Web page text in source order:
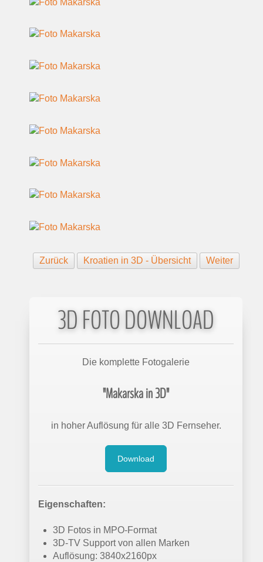
Zurück Kroatien in 3D - Übersicht Weiter
3D FOTO DOWNLOAD
Die komplette Fotogalerie
"Makarska in 3D"
in hoher Auflösung für alle 3D Fernseher.
Download
Eigenschaften:
3D Fotos in MPO-Format
3D-TV Support von allen Marken
Auflösung: 3840x2160px